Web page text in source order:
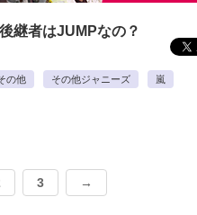
継者はJUMPなの？
の他 その他ジャニーズ 嵐
3 →